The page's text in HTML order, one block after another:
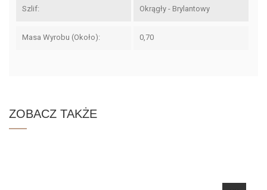
Szlif: Okrągły - Brylantowy
Masa Wyrobu (około): 0,70
ZOBACZ TAKŻE